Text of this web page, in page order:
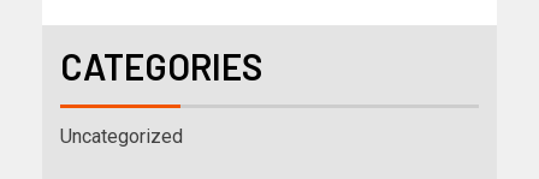
CATEGORIES
Uncategorized